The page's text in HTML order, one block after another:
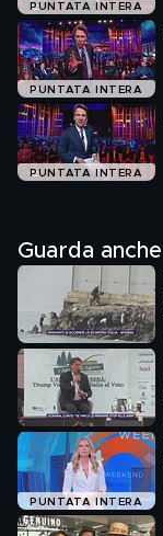
PUNTATA INTERA
PUNTATA INTERA
PUNTATA INTERA
Guarda anche
PUNTATA INTERA